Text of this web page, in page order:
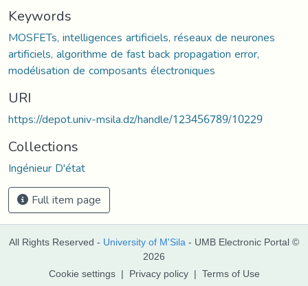
Keywords
MOSFETs, intelligences artificiels, réseaux de neurones
artificiels, algorithme de fast back propagation error,
modélisation de composants électroniques
URI
https://depot.univ-msila.dz/handle/123456789/10229
Collections
Ingénieur D'état
Full item page
All Rights Reserved - University of M'Sila - UMB Electronic Portal ©
2026
Cookie settings | Privacy policy | Terms of Use